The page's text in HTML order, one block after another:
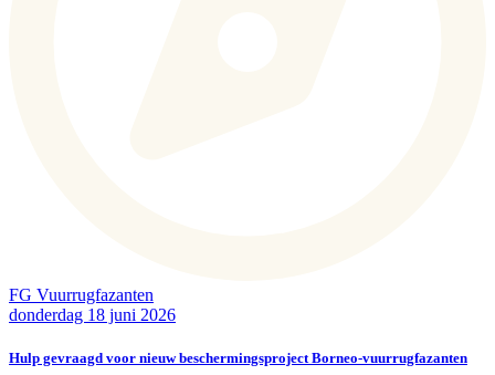
FG Vuurrugfazanten
donderdag 18 juni 2026
Hulp gevraagd voor nieuw beschermingsproject Borneo‑vuurrugfazanten